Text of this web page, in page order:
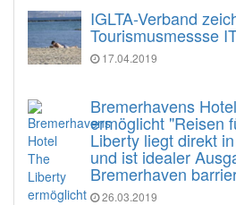
IGLTA-Verband
Tourismusmessse
17.04.2019
Bremerhavens
ermöglicht "Reisen
Liberty liegt direkt
und ist idealer
Bremerhaven
26.03.2019